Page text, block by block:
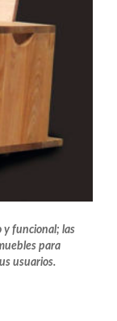
y funcional; las
para
usuarios.